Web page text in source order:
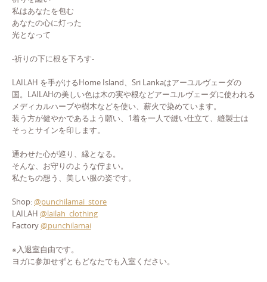
私はあなたを包む
あなたの心に灯った
光となって
-祈りの下に根を下ろす-
LAILAH を手がけるHome Island、Sri Lankaはアーユルヴェーダの
国。LAILAHの美しい色は木の実や根などアーユルヴェーダに使われる
メディカルハーブや樹木などを使い、薪火で染めています。
装う方が健やかであるよう願い、1着を一人で縫い仕立て、縫製士は
そっとサインを印します。
通わせた心が巡り、縁となる。
そんな、お守りのような佇まい。
私たちの想う、美しい服の姿です。
Shop:@punchilamai_store
LAILAH @lailah_clothing
Factory@punchilamai
※入退室自由です。
ヨガに参加せずともどなたでも入室ください。